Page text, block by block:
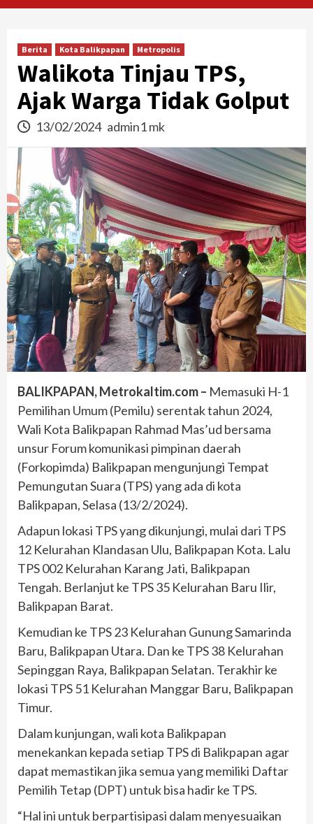
Berita Kota Balikpapan Metropolis
Walikota Tinjau TPS,
Ajak Warga Tidak Golput
13/02/2024 admin1 mk
BALIKPAPAN, Metrokaltim.com – Memasuki H-1
Pemilihan Umum (Pemilu) serentak tahun 2024,
Wali Kota Balikpapan Rahmad Mas’ud bersama
unsur Forum komunikasi pimpinan daerah
(Forkopimda) Balikpapan mengunjungi Tempat
Pemungutan Suara (TPS) yang ada di kota
Balikpapan, Selasa (13/2/2024).
Adapun lokasi TPS yang dikunjungi, mulai dari TPS
12 Kelurahan Klandasan Ulu, Balikpapan Kota. Lalu
TPS 002 Kelurahan Karang Jati, Balikpapan
Tengah. Berlanjut ke TPS 35 Kelurahan Baru Ilir,
Balikpapan Barat.
Kemudian ke TPS 23 Kelurahan Gunung Samarinda
Baru, Balikpapan Utara. Dan ke TPS 38 Kelurahan
Sepinggan Raya, Balikpapan Selatan. Terakhir ke
lokasi TPS 51 Kelurahan Manggar Baru, Balikpapan
Timur.
Dalam kunjungan, wali kota Balikpapan
menekankan kepada setiap TPS di Balikpapan agar
dapat memastikan jika semua yang memiliki Daftar
Pemilih Tetap (DPT) untuk bisa hadir ke TPS.
“Hal ini untuk berpartisipasi dalam menyesuaikan